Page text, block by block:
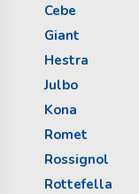
Cebe
Giant
Hestra
Julbo
Kona
Romet
Rossignol
Rottefella